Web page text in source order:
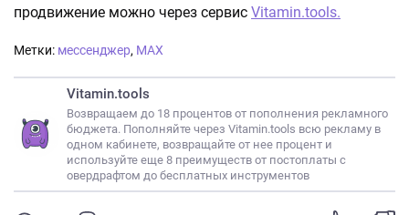
продвижение можно через сервис Vitamin.tools.
Метки: мессенджер, МАХ
Vitamin.tools
Возвращаем до 18 процентов от пополнения рекламного
бюджета. Пополняйте через Vitamin.tools всю рекламу в
одном кабинете, возвращайте от нее процент и
используйте еще 8 преимуществ от постоплаты с
овердрафтом до бесплатных инструментов